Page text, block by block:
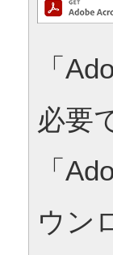
「
必要
「
ウン